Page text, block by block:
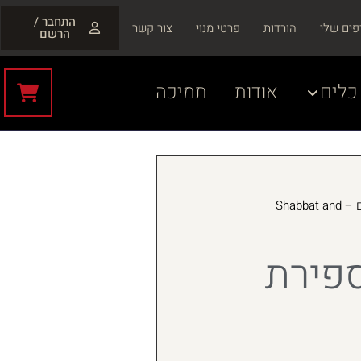
שלי הורדות פרטי מנוי צור קשר התחבר /
הרשם
אודות תמיכה
שבת ומועדים – Shabbat and